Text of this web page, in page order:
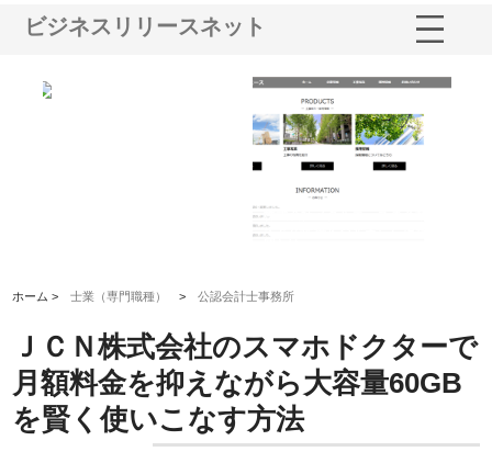
ビジネスリリースネット
イトが提供する充実した情報内
ホーム >士業（専門職種） >公認会計士事務所
ＪＣＮ株式会社のスマホドクターで
月額料金を抑えながら大容量60GB
を賢く使いこなす方法